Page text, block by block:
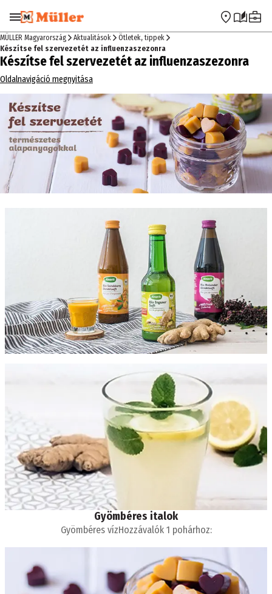
Ugrás a navigációra Ugrás a fő tartalomra
MÜLLER Magyarország Aktualitások
Ötletek, tippek
Készítse fel szervezetét az influenzaszezonra
Készítse fel szervezetét az influenzaszezonra
Oldalnavigáció megnyitása
Gyömbéres italok
Gyömbéres vízHozzávalók 1 pohárhoz: